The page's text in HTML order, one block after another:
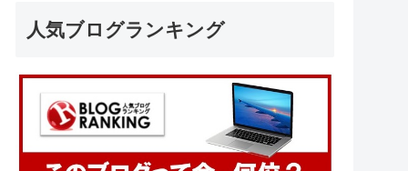
人気ブログランキング